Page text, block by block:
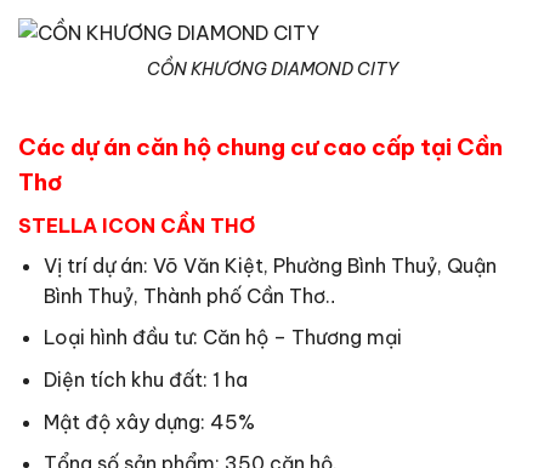
CỒN KHƯƠNG DIAMOND CITY
Các dự án căn hộ chung cư cao cấp tại Cần
Thơ
STELLA ICON CẦN THƠ
Vị trí dự án: Võ Văn Kiệt, Phường Bình Thuỷ, Quận
Bình Thuỷ, Thành phố Cần Thơ..
Loại hình đầu tư: Căn hộ – Thương mại
Diện tích khu đất: 1 ha
Mật độ xây dựng: 45%